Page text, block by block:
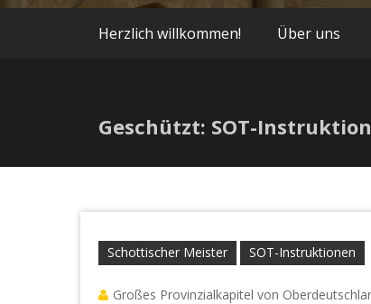
Herzlich willkommen! Über uns
Geschützt: SOT-
Schottischer Meister SOT-Instruktionen
Großes Provinzialkapitel von